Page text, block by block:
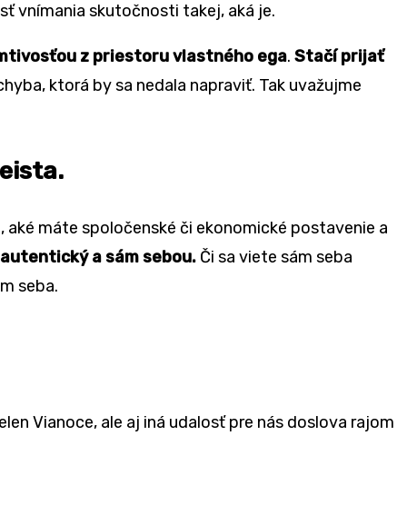
vnímania skutočnosti takej, aká je.
z priestoru vlastného ega. Stačí prijať
ktorá by sa nedala napraviť. Tak uvažujme
máte spoločenské či ekonomické postavenie a
a sám sebou. Či sa viete sám seba
seba.
Vianoce, ale aj iná udalosť pre nás doslova rajom